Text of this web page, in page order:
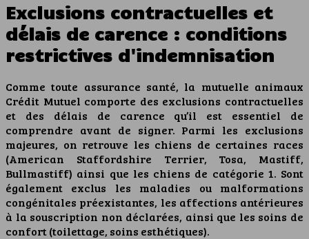
Exclusions contractuelles et
délais de carence : conditions
restrictives d'indemnisation
Comme toute assurance santé, la mutuelle animaux
Crédit Mutuel comporte des exclusions contractuelles
et des délais de carence qu’il est essentiel de
comprendre avant de signer. Parmi les exclusions
majeures, on retrouve les chiens de certaines races
(American Staffordshire Terrier, Tosa, Mastiff,
Bullmastiff) ainsi que les chiens de catégorie 1. Sont
également exclus les maladies ou malformations
congénitales préexistantes, les affections antérieures
à la souscription non déclarées, ainsi que les soins de
confort (toilettage, soins esthétiques).